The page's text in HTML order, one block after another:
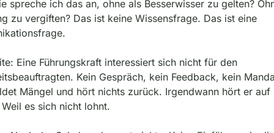
spreche ich das an, ohne als Besserwisser zu gelten?
zu vergiften? Das ist keine Wissensfrage. Das ist eine
Eine Führungskraft interessiert sich nicht für den
Kein Gespräch, kein Feedback, kein
Mängel und hört nichts zurück. Irgendwann hört er auf
es sich nicht lohnt.